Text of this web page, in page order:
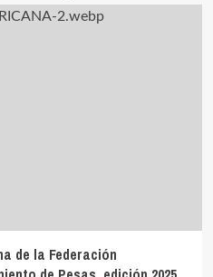
de la Federación